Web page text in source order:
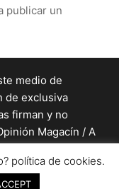
publicar un
medio de
de exclusiva
firman y no
Magacín / A
/ Este
de
política de cookies.